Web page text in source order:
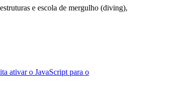
e escola de mergulho (diving),
ativar o JavaScript para o